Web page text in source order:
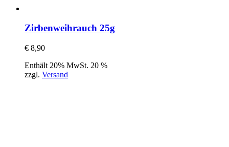
Zirbenweihrauch 25g
€ 8,90
Enthält 20% MwSt. 20 %
zzgl. Versand